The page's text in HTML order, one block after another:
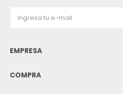
EMPRESA
COMPRA